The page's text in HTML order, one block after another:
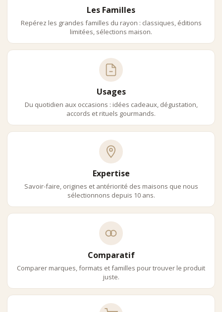
Les Familles
Repérez les grandes familles du rayon : classiques, éditions
limitées, sélections maison.
Usages
Du quotidien aux occasions : idées cadeaux, dégustation,
accords et rituels gourmands.
Expertise
Savoir-faire, origines et antériorité des maisons que nous
sélectionnons depuis 10 ans.
Comparatif
Comparer marques, formats et familles pour trouver le produit
juste.